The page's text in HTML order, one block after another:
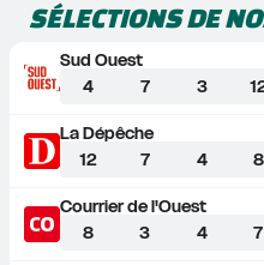
SÉLECTIONS DE
Sud Ouest
4
7 3
La Dépêche
12
7 4 8
Courrier de l'Ouest
8
3 4 7